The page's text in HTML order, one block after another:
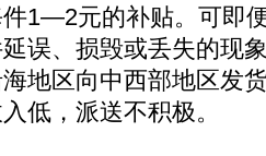
1—2元的补贴。可即
误、损毁或丢失的现
地区向中西部地区发
低，派送不积极。